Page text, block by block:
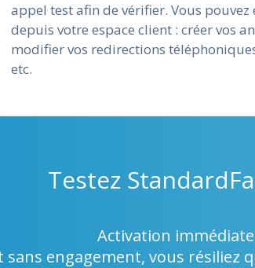
appel test afin de vérifier. Vous
depuis votre espace client : créer vos
modifier vos redirections
etc.
Testez
Activation immédiate
sans engagement, vous résiliez